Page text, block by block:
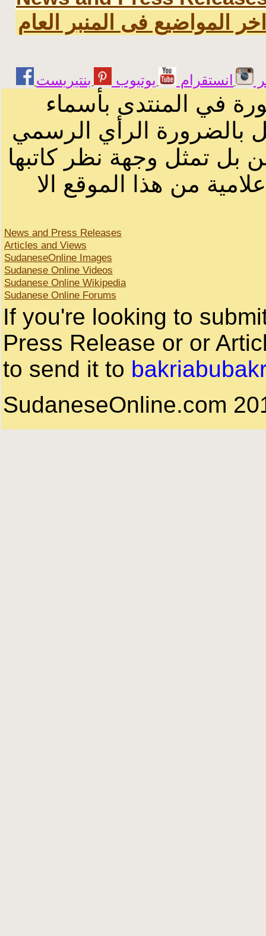
اخر المواضيع فى المنبر العام
انستقرام يوتيوب
في المنتدى بأسماء
بالضرورة الرأي الرسمي
بل تمثل وجهة نظر كاتبها
من هذا الموقع الا
News and Press Releases
Articles and Views
SudaneseOnline Images
Sudanese Online Videos
Sudanese Online Wikipedia
Sudanese Online Forums
If you're looking to
Press Release or or
to send it to